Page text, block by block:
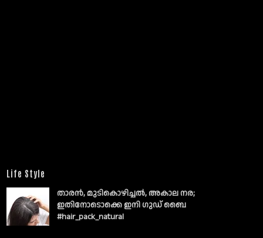
Life Style
താരൻ, മുടികൊഴിച്ചൽ, അകാല നര;
ഇതിനോടൊക്കെ ഇനി ഗുഡ് ബൈ
#hair_pack_natural